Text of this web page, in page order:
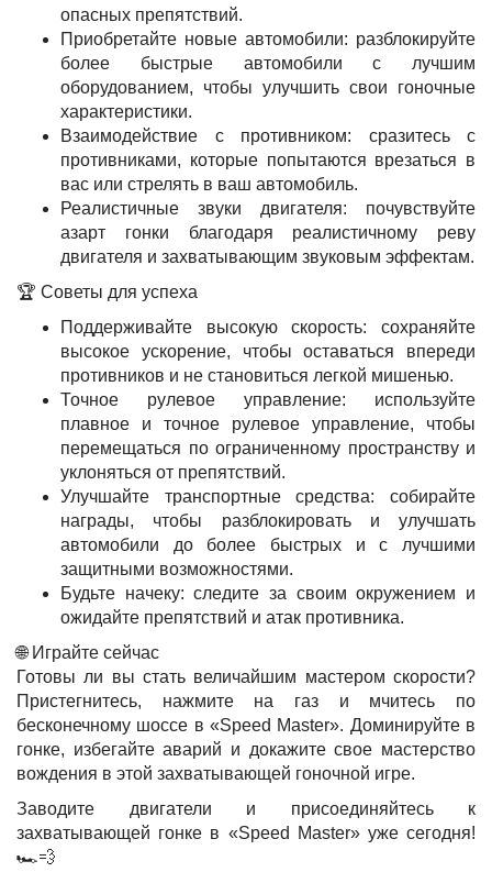
опасных препятствий.
Приобретайте новые автомобили: разблокируйте
более быстрые автомобили с лучшим
оборудованием, чтобы улучшить свои гоночные
характеристики.
Взаимодействие с противником: сразитесь с
противниками, которые попытаются врезаться в
вас или стрелять в ваш автомобиль.
Реалистичные звуки двигателя: почувствуйте
азарт гонки благодаря реалистичному реву
двигателя и захватывающим звуковым эффектам.
🏆 Советы для успеха
Поддерживайте высокую скорость: сохраняйте
высокое ускорение, чтобы оставаться впереди
противников и не становиться легкой мишенью.
Точное рулевое управление: используйте
плавное и точное рулевое управление, чтобы
перемещаться по ограниченному пространству и
уклоняться от препятствий.
Улучшайте транспортные средства: собирайте
награды, чтобы разблокировать и улучшать
автомобили до более быстрых и с лучшими
защитными возможностями.
Будьте начеку: следите за своим окружением и
ожидайте препятствий и атак противника.
🌐 Играйте сейчас
Готовы ли вы стать величайшим мастером скорости?
Пристегнитесь, нажмите на газ и мчитесь по
бесконечному шоссе в «Speed Master». Доминируйте в
гонке, избегайте аварий и докажите свое мастерство
вождения в этой захватывающей гоночной игре.
Заводите двигатели и присоединяйтесь к
захватывающей гонке в «Speed Master» уже сегодня!
🏎️💨